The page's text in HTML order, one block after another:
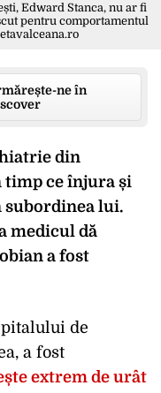
Edward Stanca, nu ar fi
pentru comportamentul
ne în
din
timp ce înjura și
subordinea lui.
medicul dă
a fost
de
a fost
extrem de urât